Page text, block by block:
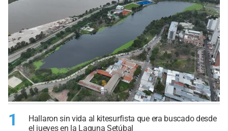
1
Hallaron sin vida al kitesurfista que era buscado desde
el jueves en la Laguna Setúbal